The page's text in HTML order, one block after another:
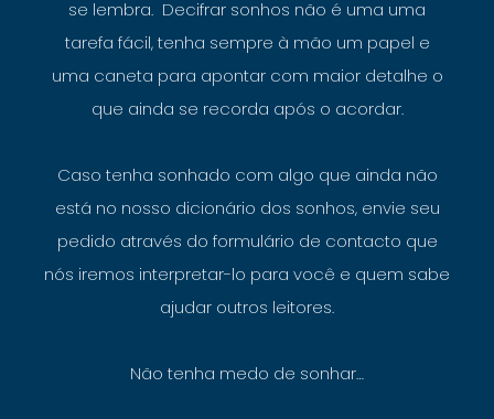
se lembra. Decifrar sonhos não é uma uma
tarefa fácil, tenha sempre à mão um papel e
uma caneta para apontar com maior detalhe o
que ainda se recorda após o acordar.
Caso tenha sonhado com algo que ainda não
está no nosso dicionário dos sonhos, envie seu
pedido através do formulário de contacto que
nós iremos interpretar-lo para você e quem sabe
ajudar outros leitores.
Não tenha medo de sonhar…